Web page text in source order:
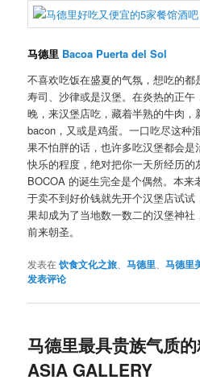
马德里 Bacoa Puerta del Sol
不喜欢吃饭在盛夏的气氛，想吃的都
寿司、沙律或是汉堡。在炎热的正
晚，来汉堡店吃，藏着半熟的牛肉，
bacon，又或是鸡蛋。一口吃尽这种
果不怕胖的话，也许多吃汉堡都会是
快乐的程度，绝对把你一天所经历
BOCOA 的诞生完全是个偶然。本来
于卖不到好价钱就先开个汉堡店试
果却成为了当地数一数二的汉堡神
前来朝圣。
发表在饮食文化之旅 、马德里 、马德里
发表评论
马德里最具贵族气质
ASIA GALLERY